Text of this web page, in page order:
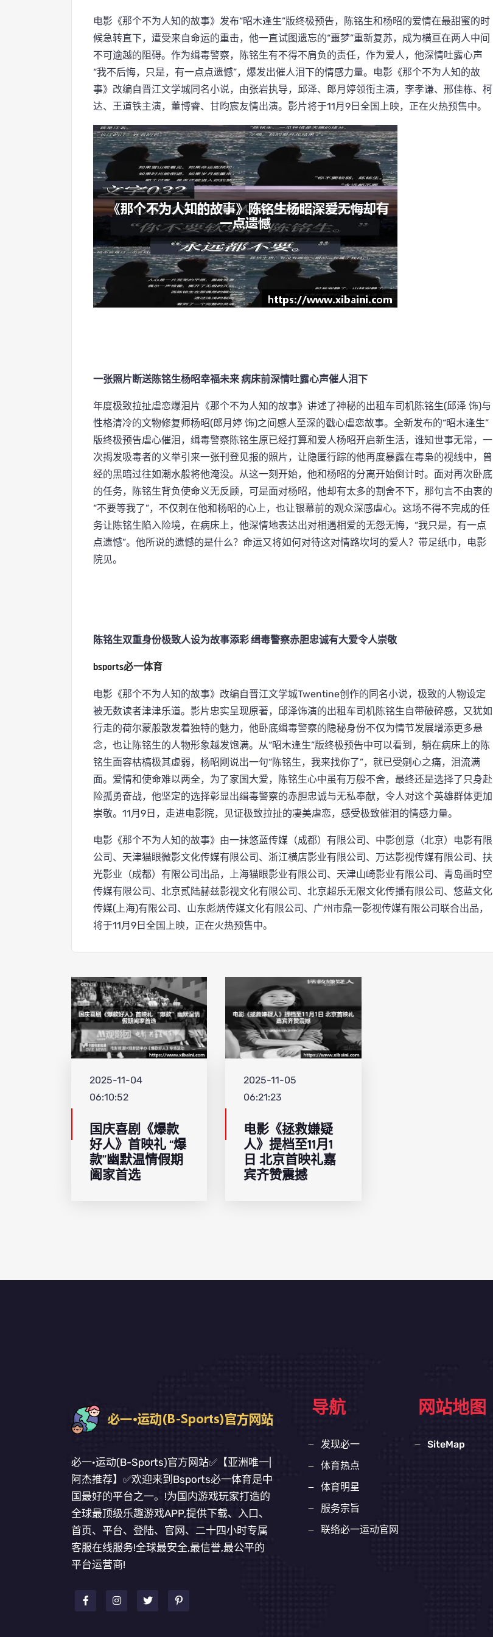
电影《那个不为人知的故事》发布“昭木逢生”版终极预告，陈铭生和杨昭的爱情在最甜蜜的时
候急转直下，遭受来自命运的重击，他一直试图遗忘的“噩梦”重新复苏，成为横亘在两人中间
不可逾越的阻碍。作为缉毒警察，陈铭生有不得不肩负的责任，作为爱人，他深情吐露心声
“我不后悔，只是，有一点点遗憾”，爆发出催人泪下的情感力量。电影《那个不为人知的故
事》改编自晋江文学城同名小说，由张岩执导，邱泽、郎月婷领衔主演，李孝谦、邢佳栋、柯
达、王道铁主演，董博睿、甘昀宸友情出演。影片将于11月9日全国上映，正在火热预售中。
一张照片断送陈铭生杨昭幸福未来 病床前深情吐露心声催人泪下
年度极致拉扯虐恋爆泪片《那个不为人知的故事》讲述了神秘的出租车司机陈铭生(邱泽 饰)与
性格清冷的文物修复师杨昭(郎月婷 饰)之间感人至深的戳心虐恋故事。全新发布的“昭木逢生”
版终极预告虐心催泪，缉毒警察陈铭生原已经打算和爱人杨昭开启新生活，谁知世事无常，一
次揭发吸毒者的义举引来一张刊登见报的照片，让隐匿行踪的他再度暴露在毒枭的视线中，曾
经的黑暗过往如潮水般将他淹没。从这一刻开始，他和杨昭的分离开始倒计时。面对再次卧底
的任务，陈铭生背负使命义无反顾，可是面对杨昭，他却有太多的割舍不下，那句言不由衷的
“不要等我了”，不仅刺在他和杨昭的心上，也让银幕前的观众深感虐心。这场不得不完成的任
务让陈铭生陷入险境，在病床上，他深情地表达出对相遇相爱的无怨无悔，“我只是，有一点
点遗憾”。他所说的遗憾的是什么？命运又将如何对待这对情路坎坷的爱人？带足纸巾，电影
院见。
陈铭生双重身份极致人设为故事添彩 缉毒警察赤胆忠诚有大爱令人崇敬
bsports必一体育
电影《那个不为人知的故事》改编自晋江文学城Twentine创作的同名小说，极致的人物设定
被无数读者津津乐道。影片忠实呈现原著，邱泽饰演的出租车司机陈铭生自带破碎感，又犹如
行走的荷尔蒙般散发着独特的魅力，他卧底缉毒警察的隐秘身份不仅为情节发展增添更多悬
念，也让陈铭生的人物形象越发饱满。从“昭木逢生”版终极预告中可以看到，躺在病床上的陈
铭生面容枯槁极其虚弱，杨昭刚说出一句“陈铭生，我来找你了”，就已受剜心之痛，泪流满
面。爱情和使命难以两全，为了家国大爱，陈铭生心中虽有万般不舍，最终还是选择了只身赴
险孤勇奋战，他坚定的选择彰显出缉毒警察的赤胆忠诚与无私奉献，令人对这个英雄群体更加
崇敬。11月9日，走进电影院，见证极致拉扯的凄美虐恋，感受极致催泪的情感力量。
电影《那个不为人知的故事》由一抹悠蓝传媒（成都）有限公司、中影创意（北京）电影有限
公司、天津猫眼微影文化传媒有限公司、浙江横店影业有限公司、万达影视传媒有限公司、扶
光影业（成都）有限公司出品，上海猫眼影业有限公司、天津山崎影业有限公司、青岛画时空
传媒有限公司、北京贰陆赫兹影视文化有限公司、北京超乐无限文化传播有限公司、悠蓝文化
传媒(上海)有限公司、山东彪炳传媒文化有限公司、广州市鼎一影视传媒有限公司联合出品，
将于11月9日全国上映，正在火热预售中。
2025-11-04
06:10:52
国庆喜剧《爆款
好人》首映礼 “爆
款”幽默温情假期
阖家首选
2025-11-05
06:21:23
电影《拯救嫌疑
人》提档至11月1
日 北京首映礼嘉
宾齐赞震撼
必一·运动(B-Sports)官方网站✅【亚洲唯一|
阿杰推荐】✅欢迎来到Bsports必一体育是中
国最好的平台之一。!为国内游戏玩家打造的
全球最顶级乐趣游戏APP,提供下载、入口、
首页、平台、登陆、官网、二十四小时专属
客服在线服务!全球最安全,最信誉,最公平的
平台运营商!
导航
发现必一
体育热点
体育明星
服务宗旨
联络必一运动官网
网站地图
SiteMap